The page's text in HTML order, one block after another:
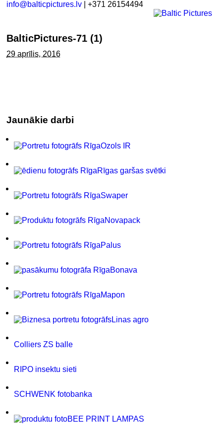
info@balticpictures.lv | +371 26154494
BalticPictures-71 (1)
29 aprīlis, 2016
Jaunākie darbi
Ozols IR
Rīgas garšas svētki
Swaper
Novapack
Palus
Bonava
Mapon
Linas agro
Colliers ZS balle
RIPO insektu sieti
SCHWENK fotobanka
BEE PRINT LAMPAS